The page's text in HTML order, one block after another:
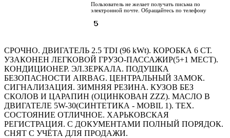
Пользователь не желает получать письма по
электронной почте. Обращайтесь по телефону
СРОЧНО. ДВИГАТЕЛЬ 2.5 TDI (96 kWt). КОРОБКА 6 СТ.
УЗАКОНЕН ЛЕГКОВОЙ ГРУЗО-ПАССАЖИР(5+1 МЕСТ).
КОНДИЦИОНЕР. ЭЛ.ЗЕРКАЛА. ПОДУШКА
БЕЗОПАСНОСТИ AIRBAG. ЦЕНТРАЛЬНЫЙ ЗАМОК.
СИГНАЛИЗАЦИЯ. ЗИМНЯЯ РЕЗИНА. КУЗОВ БЕЗ
СКОЛОВ И ЦАРАПИН (ОЦИНКОВАН ZZZ). МАСЛО В
ДВИГАТЕЛЕ 5W-30(СИНТЕТИКА - MOBIL 1). ТЕХ.
СОСТОЯНИЕ ОТЛИЧНОЕ. ХАРЬКОВСКАЯ
РЕГИСТРАЦИЯ. С ДОКУМЕНТАМИ ПОЛНЫЙ ПОРЯДОК.
СНЯТ С УЧЁТА ДЛЯ ПРОДАЖИ.